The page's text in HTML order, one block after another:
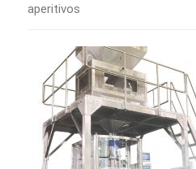
aperitivos